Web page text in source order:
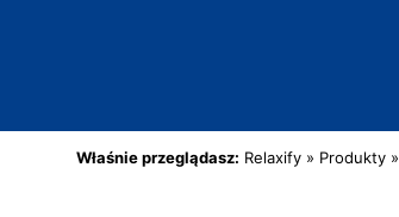
Właśnie przeglądasz: Relaxify » Produkty »